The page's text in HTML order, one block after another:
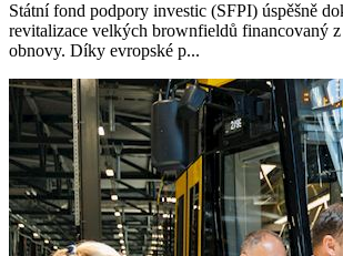
Státní fond podpory investic (SFPI) úspěšně
revitalizace velkých brownfieldů financovaný
obnovy. Díky evropské p...